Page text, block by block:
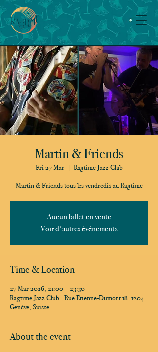
Martin & Friends
Fri 27 Mar
  |
Ragtime Jazz Club
Martin & Friends tous les vendredis au Ragtime
Aucun billet en vente
Voir d'autres événements
Time & Location
27 Mar 2026, 21:00 – 23:30
Ragtime Jazz Club , Rue Etienne-Dumont 18, 1204
Genève, Suisse
About the event